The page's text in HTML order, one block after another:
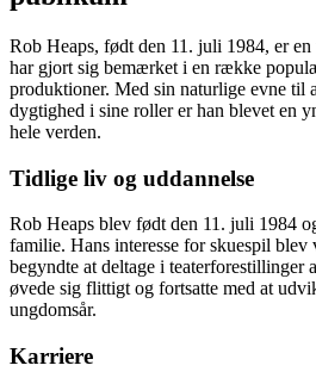
Rob Heaps, født den 11. juli 1984, er
har gjort sig bemærket i en række
produktioner. Med sin naturlige evne til
dygtighed i sine roller er han blevet en
hele verden.
Tidlige liv og uddannelse
Rob Heaps blev født den 11. juli 1984
familie. Hans interesse for skuespil blev
begyndte at deltage i teaterforestillinger
øvede sig flittigt og fortsatte med at
ungdomsår.
Karriere